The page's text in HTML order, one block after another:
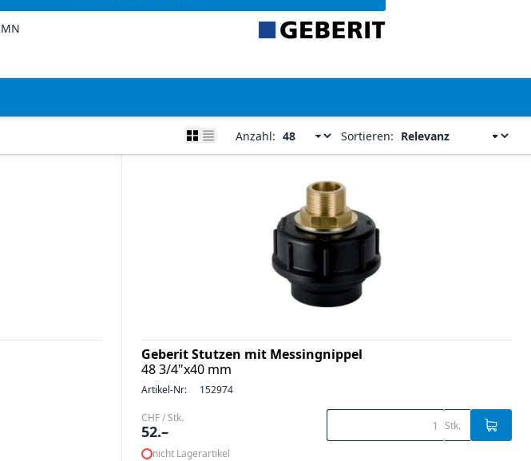
Anzahl: Sortieren:
Geberit Stutzen mit Messingnippel
48 3/4"x40 mm
Artikel-Nr: 152974
CHF / Stk.
52.– Stk.
nicht Lagerartikel